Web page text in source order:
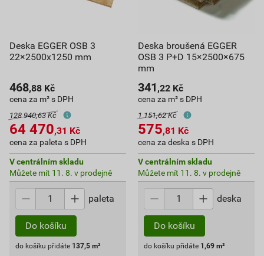
Deska EGGER OSB 3
22×2500x1250 mm
468,88 Kč
cena za m² s DPH
128 940,63 Kč
64 470,31 Kč
cena za paleta s DPH
V centrálním skladu
Můžete mít 11. 8. v prodejně
paleta
Do košíku
do košíku přidáte 137,5 m²
Deska broušená EGGER
OSB 3 P+D 15×2500×675
mm
341 ,22 Kč
cena za m² s DPH
1 151,62 Kč
575,81 Kč
cena za deska s DPH
V centrálním skladu
Můžete mít 11. 8. v prodejně
deska
Do košíku
do košíku přidáte 1,69 m²